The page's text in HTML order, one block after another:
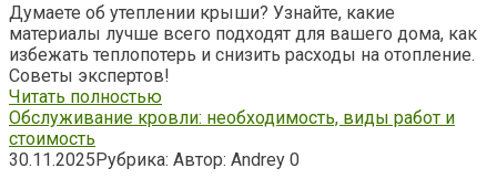
Думаете об утеплении крыши? Узнайте, какие
материалы лучше всего подходят для вашего дома, как
избежать теплопотерь и снизить расходы на отопление.
Советы экспертов!
Читать полностью
Обслуживание кровли: необходимость, виды работ и
стоимость
30.11.2025Рубрика: Автор: Andrey 0